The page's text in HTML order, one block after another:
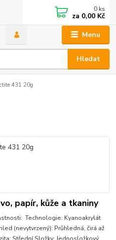
Menu
Hledat
0 ks
za 0,00 Kč
431 20g
papír, kůže a tkaniny
Technologie: Kyanoakrylát
(nevytvrzený): Průhledná, čirá až